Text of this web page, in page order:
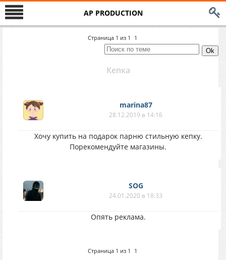
AP PRODUCTION
Страница 1 из 1 1
Кепка
marina87
28.12.2019 в 14:16
Хочу купить на подарок парню стильную кепку.
Порекомендуйте магазины.
SOG
24.01.2020 в 18:33
Опять реклама.
Страница 1 из 1 1